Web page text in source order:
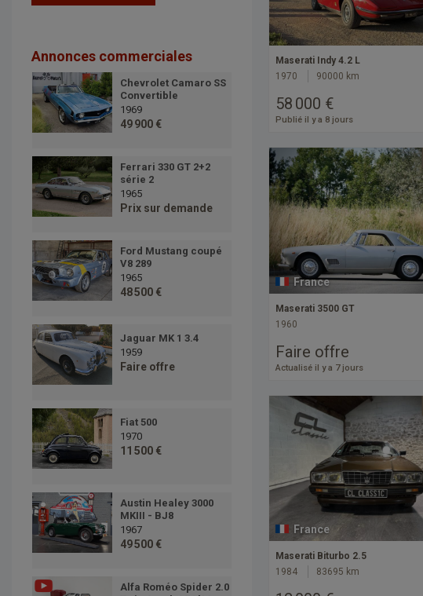
Annonces commerciales
Chevrolet Camaro SS
Convertible
1969
49 900 €
Ferrari 330 GT 2+2
série 2
1965
Prix sur demande
Ford Mustang coupé
V8 289
1965
48 500 €
Jaguar MK 1 3.4
1959
Faire offre
Fiat 500
1970
11 500 €
Austin Healey 3000
MKIII - BJ8
1967
49 500 €
Alfa Roméo Spider 2.0
Maserati Indy 4.2 L
1970
90000 km
58 000 €
Publié il y a 8 jours
France
Maserati 3500 GT
1960
Faire offre
Actualisé il y a 7 jours
France
Maserati Biturbo 2.5
1984
83695 km